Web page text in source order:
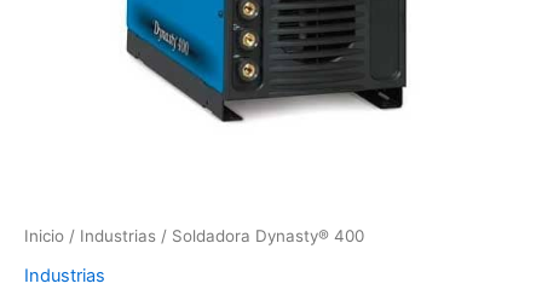
Inicio / Industrias / Soldadora Dynasty® 400
Industrias